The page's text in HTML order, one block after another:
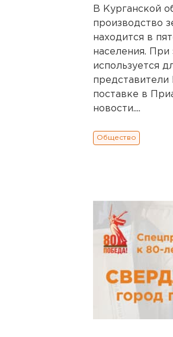
В Курганской
производство
находится в
населения. При
используется
поставке в
новости....
Общество